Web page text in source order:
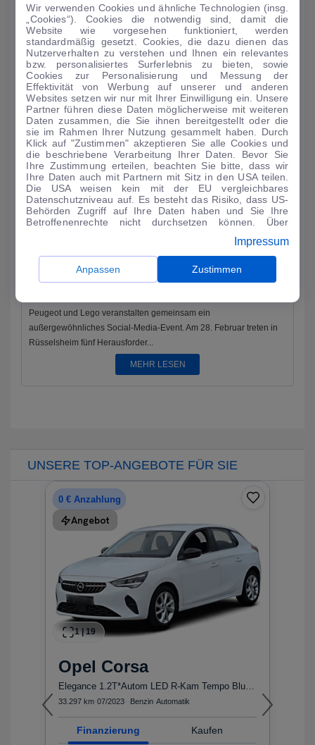
AUTO-MEDIENPORTAL: Genf 2024: Dacia mit drei
Premieren
Als einer der wenigen Autohersteller ist Dacia in der kommenden
Woche auf dem Auto-Salon in Genf vertreten. Auf einem 900
Quadratmeter groß...
MEHR LESEN
Peugeot und Lego veranstalten gemeinsam ein
außergewöhnliches Social-Media-Event. Am 28. Februar treten in
Rüsselsheim fünf Herausforder...
MEHR LESEN
UNSERE TOP-ANGEBOTE FÜR SIE
0 € Anzahlung
Angebot
1|19
Opel Corsa
33.297 km 07/2023 Benzin Automatik
Finanzierung Kaufen
Wir verwenden Cookies und ähnliche Technologien (insg.
„Cookies“). Cookies die notwendig sind, damit die
Website wie vorgesehen funktioniert, werden
standardmäßig gesetzt. Cookies, die dazu dienen das
Nutzerverhalten zu verstehen und Ihnen ein relevantes
bzw. personalisiertes Surferlebnis zu bieten, sowie
Cookies zur Personalisierung und Messung der
Effektivität von Werbung auf unserer und anderen
Websites setzen wir nur mit Ihrer Einwilligung ein. Unsere
Partner führen diese Daten möglicherweise mit weiteren
Daten zusammen, die Sie ihnen bereitgestellt oder die
sie im Rahmen Ihrer Nutzung gesammelt haben. Durch
Klick auf "Zustimmen" akzeptieren Sie alle Cookies und
die beschriebene Verarbeitung Ihrer Daten. Bevor Sie
Ihre Zustimmung erteilen, beachten Sie bitte, dass wir
Ihre Daten auch mit Partnern mit Sitz in den USA teilen.
Die USA weisen kein mit der EU vergleichbares
Datenschutzniveau auf. Es besteht das Risiko, dass US-
Behörden Zugriff auf Ihre Daten haben und Sie Ihre
Betroffenenrechte nicht durchsetzen können. Über
anpassen. Dies ist auch später jederzeit im Bereich
Cookie-Richtliniemöglich. Weitere Informationen finden
Sie in unsererDatenschutzerklärung .
Impressum
Anpassen Zustimmen